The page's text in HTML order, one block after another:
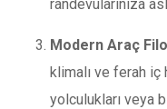
randevularınıza
Modern Araç
klimalı ve ferah iç
yolculukları veya